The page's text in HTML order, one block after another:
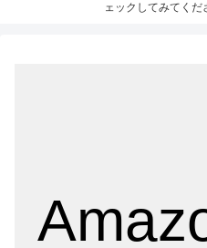
ェックしてみてく